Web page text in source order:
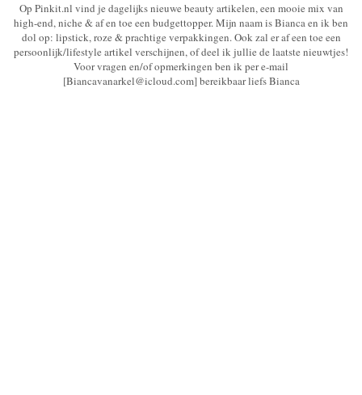
Op Pinkit.nl vind je dagelijks nieuwe beauty artikelen, een mooie mix van
high-end, niche & af en toe een budgettopper. Mijn naam is Bianca en ik ben
dol op: lipstick, roze & prachtige verpakkingen. Ook zal er af een toe een
persoonlijk/lifestyle artikel verschijnen, of deel ik jullie de laatste nieuwtjes!
Voor vragen en/of opmerkingen ben ik per e-mail
[Biancavanarkel@icloud.com] bereikbaar liefs Bianca